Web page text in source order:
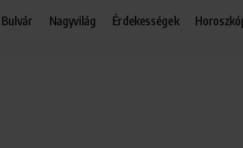
Bulvár Nagyvilág Érdekességek